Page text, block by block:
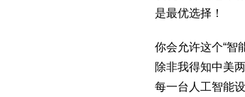
是最优选择！
你会允许这个“
除非我得知中美
每一台人工智能